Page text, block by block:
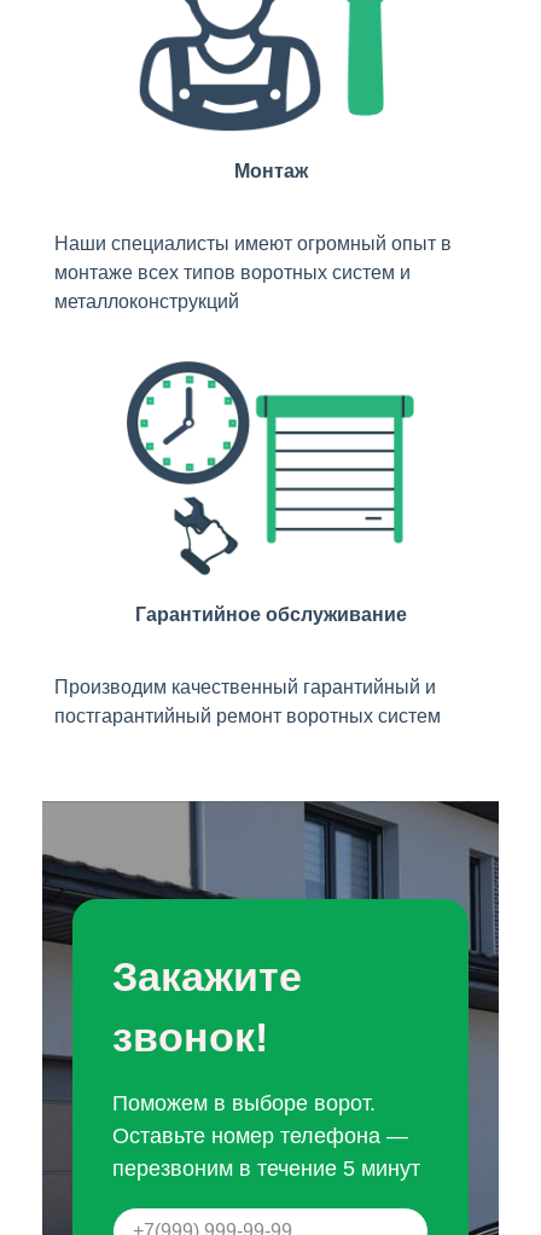
Монтаж
Наши специалисты имеют огромный опыт в
монтаже всех типов воротных систем и
металлоконструкций
Гарантийное обслуживание
Производим качественный гарантийный и
постгарантийный ремонт воротных систем
Закажите
звонок!
Поможем в выборе ворот.
Оставьте номер телефона —
перезвоним в течение 5 минут